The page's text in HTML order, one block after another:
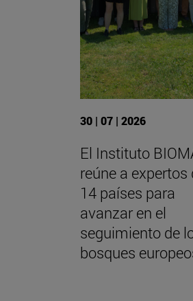
30 | 07 | 2026
El Instituto
reúne a expertos
14 países para
avanzar en el
seguimiento de
bosques